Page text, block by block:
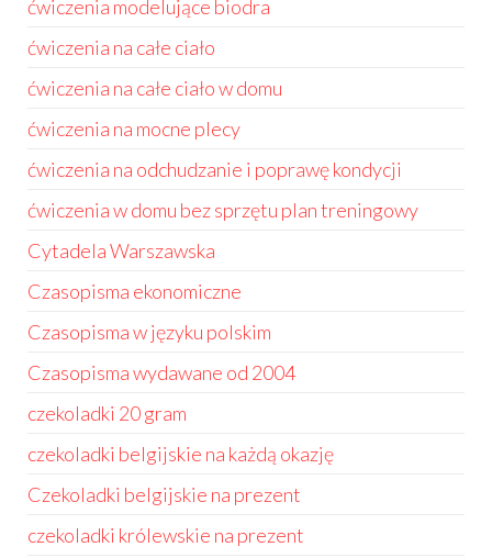
ćwiczenia modelujące biodra
ćwiczenia na całe ciało
ćwiczenia na całe ciało w domu
ćwiczenia na mocne plecy
ćwiczenia na odchudzanie i poprawę kondycji
ćwiczenia w domu bez sprzętu plan treningowy
Cytadela Warszawska
Czasopisma ekonomiczne
Czasopisma w języku polskim
Czasopisma wydawane od 2004
czekoladki 20 gram
czekoladki belgijskie na każdą okazję
Czekoladki belgijskie na prezent
czekoladki królewskie na prezent